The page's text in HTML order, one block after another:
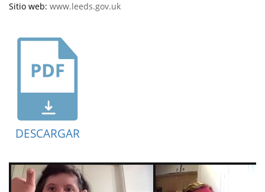
Sitio web: www.leeds.gov.uk
DESCARGAR